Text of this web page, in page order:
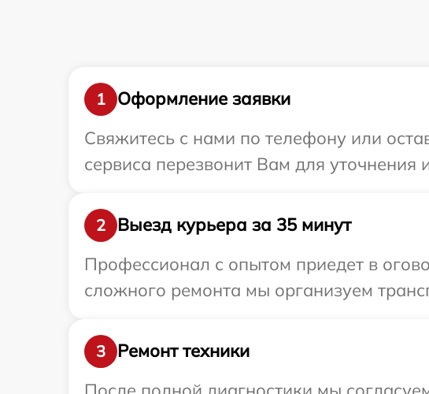
1
Оформление заявки
Свяжитесь с нами по телефону или
сервиса перезвонит Вам для
2
Выезд курьера за 35 минут
Профессионал с опытом приедет в
сложного ремонта мы организуем
3
Ремонт техники